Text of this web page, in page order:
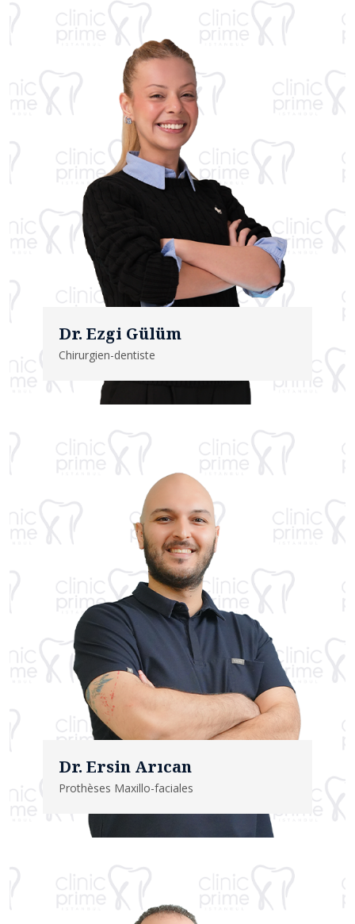
Dr. Ezgi Gülüm
Chirurgien-dentiste
Dr. Ersin Arıcan
Prothèses Maxillo-faciales